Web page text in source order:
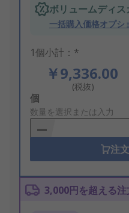
ボリュームディ
一括購入価格オプシ
1個小計：*
￥9,336.00
(税抜)
Add
to
Basket
個
数量を選択または入力
注
3,000円を超える